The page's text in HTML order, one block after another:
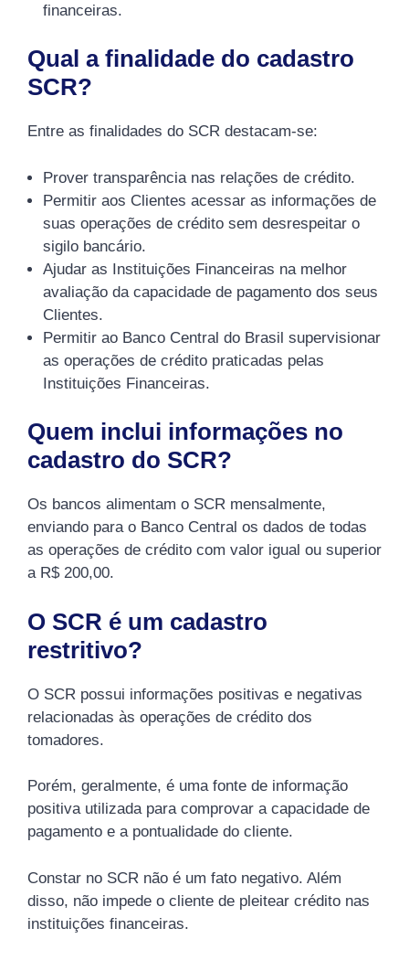
financeiras.
Qual a finalidade do cadastro
SCR?
Entre as finalidades do SCR destacam-se:
Prover transparência nas relações de crédito.
Permitir aos Clientes acessar as informações de
suas operações de crédito sem desrespeitar o
sigilo bancário.
Ajudar as Instituições Financeiras na melhor
avaliação da capacidade de pagamento dos seus
Clientes.
Permitir ao Banco Central do Brasil supervisionar
as operações de crédito praticadas pelas
Instituições Financeiras.
Quem inclui informações no
cadastro do SCR?
Os bancos alimentam o SCR mensalmente,
enviando para o Banco Central os dados de todas
as operações de crédito com valor igual ou superior
a R$ 200,00.
O SCR é um cadastro
restritivo?
O SCR possui informações positivas e negativas
relacionadas às operações de crédito dos
tomadores.
Porém, geralmente, é uma fonte de informação
positiva utilizada para comprovar a capacidade de
pagamento e a pontualidade do cliente.
Constar no SCR não é um fato negativo. Além
disso, não impede o cliente de pleitear crédito nas
instituições financeiras.